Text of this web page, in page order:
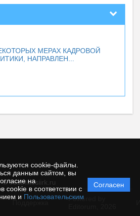
cookie-файлы.
данным сайтом, вы
на
cookie в соответствии с
и Пользовательским
Согласен
МЕРАХ КАДРОВОЙ
НАПРАВЛЕН...
© vestnikesiirk.ru
Powered by